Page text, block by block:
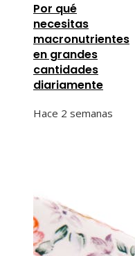
Por qué
necesitas
macronutrientes
en grandes
cantidades
diariamente
Hace 2 semanas